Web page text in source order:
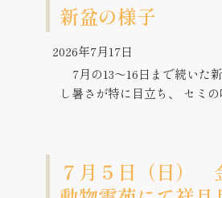
新盆の様子
2026年7月17日
7月の13～16日まで続いた
し暑さが特に目立ち、 セミ
７月５日（日）